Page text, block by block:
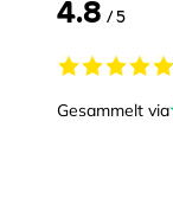
4.8 / 5
Gesammelt via